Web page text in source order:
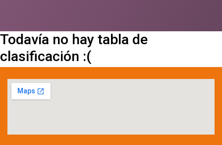
Todavía no hay tabla de
clasificación :(